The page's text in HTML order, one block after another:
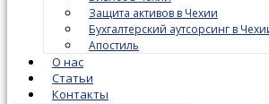
Защита активов в Чехии
Бухгалтерский аутсорсинг в
Апостиль
О нас
Статьи
Контакты